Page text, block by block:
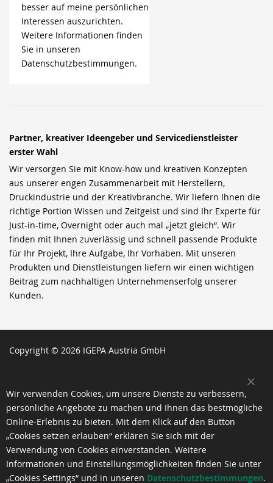
besser auf meine persönlichen
Interessen auszurichten.
Weitere Informationen finden
Sie in unseren
Datenschutzbestimmungen.
Partner, kreativer Ideengeber und Servicedienstleister
erster Wahl
Wir versorgen Sie mit Know-how und kreativen Konzepten
aus unserer engen Zusammenarbeit mit Herstellern,
Druckindustrie und der Kreativbranche. Wir liefern Ihnen die
richtige Portion Wissen und Zeitgeist und sind Ihr Experte für
Just-in-time, Overnight oder auch mal „jetzt gleich“. Wir
finden mit Ihnen zuverlässig und schnell passende Produkte
für Ihr Projekt, Ihre Aufgabe, Ihr Vorhaben. Mit unseren
Produkten und Dienstleistungen liefern wir einen wichtigen
Beitrag zum nachhaltigen Unternehmenserfolg unserer
Kunden.
Copyright © 2026 IGEPA Austria GmbH
Wir verwenden Cookies, um unsere Dienste zu verbessern,
persönliche Angebote zu machen und Ihnen das bestmögliche
Online-Erlebnis zu bieten. Mit dem Klick auf den Button
„Cookies setzen erlauben“ erklären Sie sich mit der
Verwendung von Cookies einverstanden. Weitere
Informationen und Einstellungsmöglichkeiten finden Sie unter
„Cookies Settings“ und in unseren Datenschutzbestimmungen.